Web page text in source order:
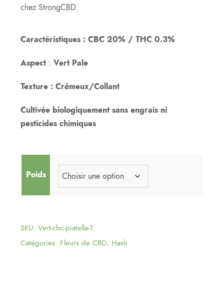
chez StrongCBD.
Caractéristiques : CBC 20% / THC 0.3%
Aspect : Vert Pale
Texture : Crémeux/Collant
Cultivée biologiquement sans engrais ni
pesticides chimiques
Poids
SKU: Vert-cbc-piatella-1
Catégories: Fleurs de CBD, Hash